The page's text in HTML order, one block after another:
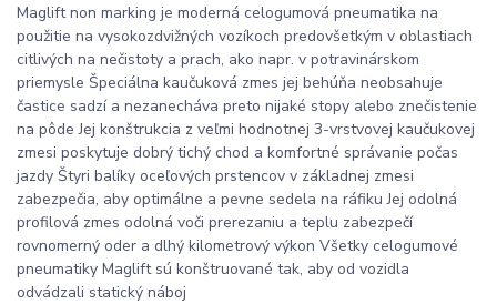
Maglift non marking je moderná celogumová pneumatika na
použitie na vysokozdvižných vozíkoch predovšetkým v oblastiach
citlivých na nečistoty a prach, ako napr. v potravinárskom
priemysle Špeciálna kaučuková zmes jej behúňa neobsahuje
častice sadzí a nezanecháva preto nijaké stopy alebo znečistenie
na pôde Jej konštrukcia z veľmi hodnotnej 3-vrstvovej kaučukovej
zmesi poskytuje dobrý tichý chod a komfortné správanie počas
jazdy Štyri balíky oceľových prstencov v základnej zmesi
zabezpečia, aby optimálne a pevne sedela na ráfiku Jej odolná
profilová zmes odolná voči prerezaniu a teplu zabezpečí
rovnomerný oder a dlhý kilometrový výkon Všetky celogumové
pneumatiky Maglift sú konštruované tak, aby od vozidla
odvádzali statický náboj